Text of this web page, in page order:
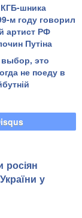
шника
м году говорил
артист РФ
Путіна
выбор, это
не поеду в
росіян
у